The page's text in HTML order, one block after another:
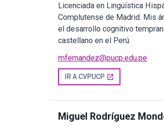
Licenciada en Lingüística
Complutense de Madrid. Mis
el desarrollo cognitivo
castellano en el Perú.
mfernandez@pucp.edu.pe
IR A CVPUCP open_in_new
Miguel Rodríguez